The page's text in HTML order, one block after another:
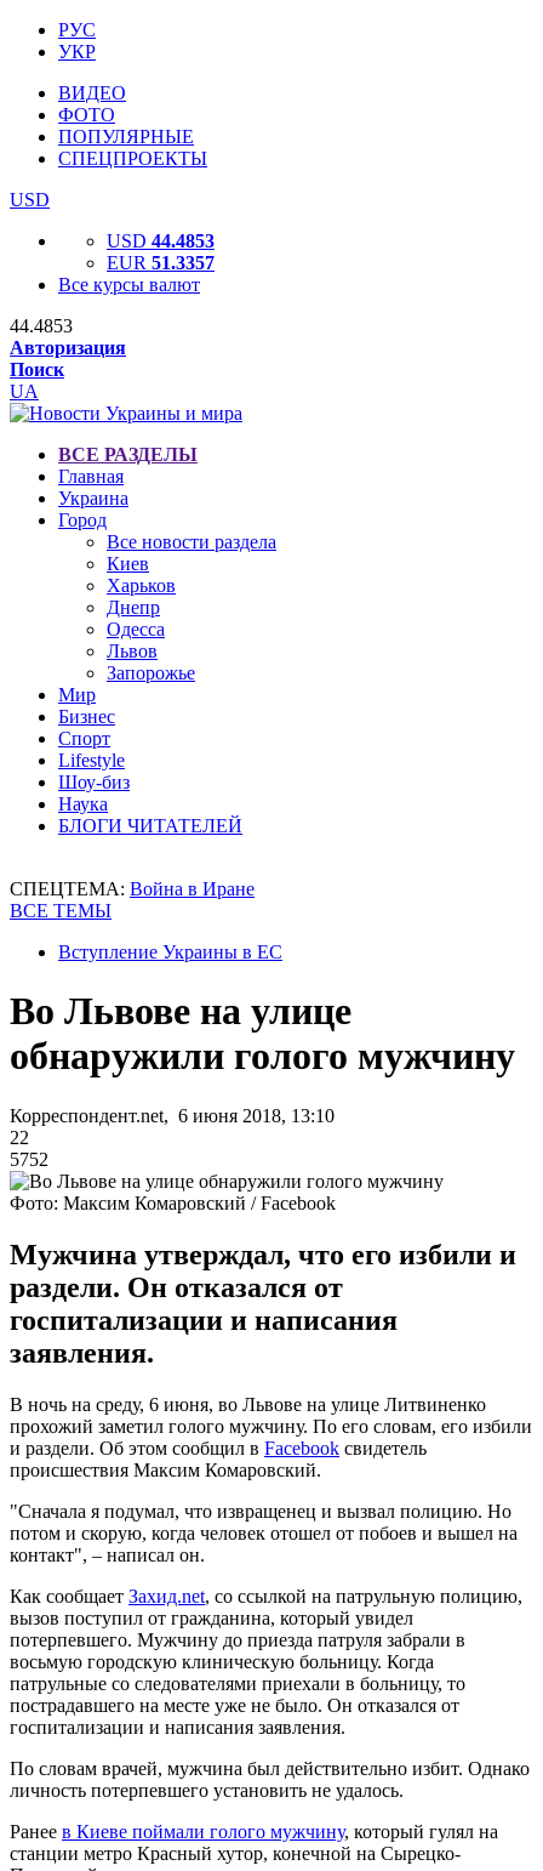
РУС
УКР
ВИДЕО
ФОТО
ПОПУЛЯРНЫЕ
СПЕЦПРОЕКТЫ
USD
USD 44.4853
EUR 51.3357
Все курсы валют
44.4853
Авторизация
Поиск
UA
ВСЕ РАЗДЕЛЫ
Главная
Украина
Город
Все новости раздела
Киев
Харьков
Днепр
Одесса
Львов
Запорожье
Мир
Бизнес
Спорт
Lifestyle
Шоу-биз
Наука
БЛОГИ ЧИТАТЕЛЕЙ
СПЕЦТЕМА: Война в Иране
ВСЕ ТЕМЫ
Вступление Украины в ЕС
Во Львове на улице
обнаружили голого мужчину
Корреспондент.net, 6 июня 2018, 13:10
22
5752
Фото: Максим Комаровский / Facebook
Мужчина утверждал, что его избили и
раздели. Он отказался от
госпитализации и написания
заявления.
В ночь на среду, 6 июня, во Львове на улице Литвиненко
прохожий заметил голого мужчину. По его словам, его избили
и раздели. Об этом сообщил в Facebook свидетель
происшествия Максим Комаровский.
"Сначала я подумал, что извращенец и вызвал полицию. Но
потом и скорую, когда человек отошел от побоев и вышел на
контакт", – написал он.
Как сообщает Захид.net, со ссылкой на патрульную полицию,
вызов поступил от гражданина, который увидел
потерпевшего. Мужчину до приезда патруля забрали в
восьмую городскую клиническую больницу. Когда
патрульные со следователями приехали в больницу, то
пострадавшего на месте уже не было. Он отказался от
госпитализации и написания заявления.
По словам врачей, мужчина был действительно избит. Однако
личность потерпевшего установить не удалось.
Ранее в Киеве поймали голого мужчину, который гулял на
станции метро Красный хутор, конечной на Сырецко-